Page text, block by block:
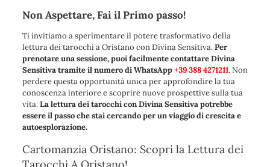
Non Aspettare, Fai il Primo passo!
Ti invitiamo a sperimentare il potere trasformativo della
lettura dei tarocchi a Oristano con Divina Sensitiva.Per
prenotare una sessione, puoi facilmente contattare Divina
Sensitiva tramite il numero di WhatsApp+39 388 4271211. Non
perdere questa opportunità unica per approfondire la tua
conoscenza interiore e scoprire nuove prospettive sulla tua
vita.La lettura dei tarocchi con Divina Sensitiva potrebbe
essere il passo che stai cercando per un viaggio di crescita e
autoesplorazione.
Cartomanzia Oristano: Scopri la Lettura dei
Tarocchi A Oristano!